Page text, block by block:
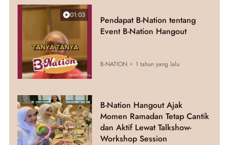
01:03
Pendapat B-Nation tentang
Event B-Nation Hangout
B-NATION 1 tahun yang lalu
B-Nation Hangout Ajak
Momen Ramadan Tetap Cantik
dan Aktif Lewat Talkshow-
Workshop Session